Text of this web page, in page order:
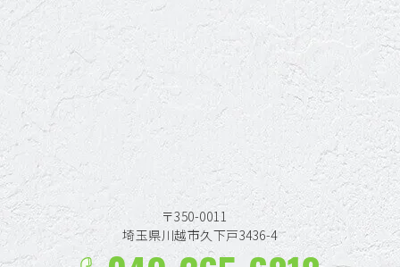
〒350-0011
埼玉県川越市久下戸3436-4